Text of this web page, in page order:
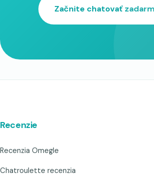
Začnite chatovať
Recenzie
Recenzia Omegle
Chatroulette recenzia